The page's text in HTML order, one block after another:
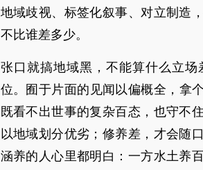
地域歧视、标签化叙事、对立制造
不比谁差多少。
张口就搞地域黑，不能算什么立
位。囿于片面的见闻以偏概全，
既看不出世事的复杂百态，也守不
以地域划分优劣；修养差，才会随
涵养的人心里都明白：一方水土养